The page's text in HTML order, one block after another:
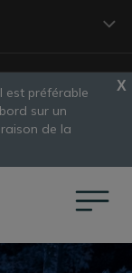
est préférable
sur un
de la